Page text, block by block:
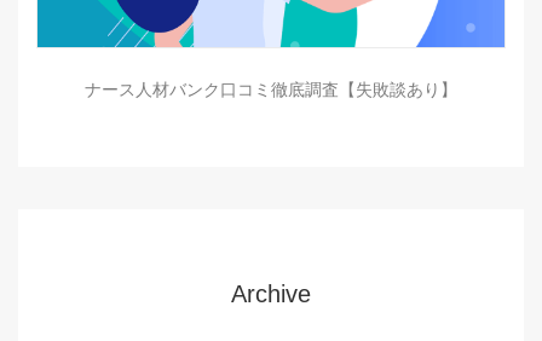
ナース人材バンク口コミ徹底調査【失敗談あり】
Archive